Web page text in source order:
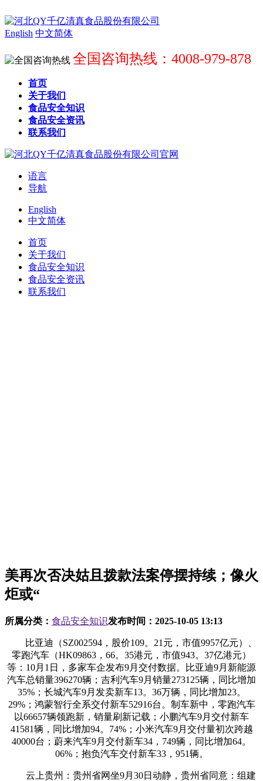
English 中文简体
全国咨询热线：4008-979-878
首页
关于我们
食品安全知识
食品安全资讯
联系我们
语言
导航
English
中文简体
首页
关于我们
食品安全知识
食品安全资讯
联系我们
美再次否决姑且拨款法案停摆持续；像火
炬或“
所属分类： 食品安全知识发布时间： 2025-10-05 13:13
比亚迪（SZ002594，股价109。21元，市值9957亿元）、
零跑汽车（HK09863，66。35港元，市值943。37亿港元）
等：10月1日，多家车企发布9月交付数据。比亚迪9月新能源
汽车总销量396270辆；吉利汽车9月销量273125辆，同比增加
35%；长城汽车9月发卖新车13。36万辆，同比增加23。
29%；鸿蒙智行全系交付新车52916台。制车新中，零跑汽车
以66657辆领跑新，销量刷新记载；小鹏汽车9月交付新车
41581辆，同比增加94。74%；小米汽车9月交付量初次跨越
40000台；蔚来汽车9月交付新车34，749辆，同比增加64。
06%；抱负汽车交付新车33，951辆。
云上贵州：贵州省网坐9月30日动静，贵州省同意：组建